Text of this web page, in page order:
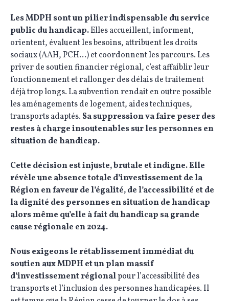
Les MDPH sont un pilier indispensable du service
public du handicap.Elles accueillent, informent,
orientent, évaluent les besoins, attribuent les droits
sociaux (AAH, PCH…) et coordonnent les parcours. Les
priver de soutien financier régional, c’est affaiblir leur
fonctionnement et rallonger des délais de traitement
déjà trop longs. La subvention rendait en outre possible
les aménagements de logement, aides techniques,
transports adaptés. Sa suppression va faire peser des
restes à charge insoutenables sur les personnes en
situation de handicap.
Cette décision est injuste, brutale et indigne. Elle
révèle une absence totale d’investissement de la
Région en faveur de l’égalité, de l’accessibilité et de
la dignité des personnes en situation de handicap
alors même qu’elle à fait du handicap sa grande
cause régionale en 2024.
Nous exigeons le rétablissement immédiat du
soutien aux MDPH et un plan massif
d’investissement régionalpour l’accessibilité des
transports et l’inclusion des personnes handicapées. Il